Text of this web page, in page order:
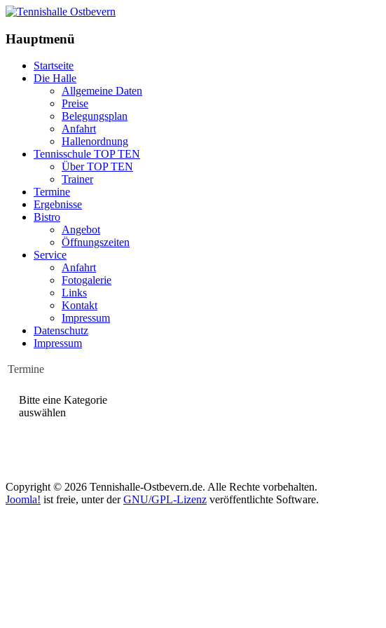
Hauptmenü
Startseite
Die Halle
Allgemeine Daten
Preise
Belegungsplan
Anfahrt
Hallenordnung
Tennisschule TOP TEN
Über TOP TEN
Trainer
Termine
Ergebnisse
Bistro
Angebot
Öffnungszeiten
Service
Anfahrt
Fotogalerie
Links
Kontakt
Impressum
Datenschutz
Impressum
Termine
Bitte eine Kategorie
auswählen
Copyright © 2026 Tennishalle-Ostbevern.de. Alle Rechte vorbehalten.
Joomla! ist freie, unter derGNU/GPL-Lizenz veröffentlichte Software.